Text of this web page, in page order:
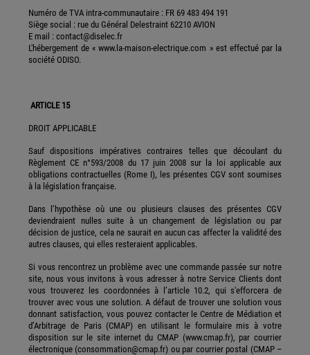
Numéro de TVA intra-communautaire : FR 69 483 494 191
Siège social : rue du Général Delestraint 62210 AVION
E mail : contact@diselec.fr
L'hébergement de « www.la-maison-electrique.com » est effectué par la
société ODISO.
ARTICLE 15
DROIT APPLICABLE
Sauf dispositions impératives contraires telles que découlant du
Règlement CE n°593/2008 du 17 juin 2008 sur la loi applicable aux
obligations contractuelles (Rome I), les présentes CGV sont soumises
à la législation française.
Dans l’hypothèse où une ou plusieurs clauses des présentes CGV
deviendraient nulles suite à un changement de législation ou par
décision de justice, cela ne saurait en aucun cas affecter la validité des
autres clauses, qui elles resteraient applicables.
Si vous rencontrez un problème avec une commande passée sur notre
site, nous vous invitons à vous adresser à notre Service Clients dont
vous trouverez les coordonnées à l’article 10.2, qui s'efforcera de
trouver avec vous une solution. A défaut de trouver une solution vous
donnant satisfaction, vous pouvez contacter le Centre de Médiation et
d’Arbitrage de Paris (CMAP) en utilisant le formulaire mis à votre
disposition sur le site internet du CMAP (www.cmap.fr), par courrier
électronique (consommation@cmap.fr) ou par courrier postal (CMAP –